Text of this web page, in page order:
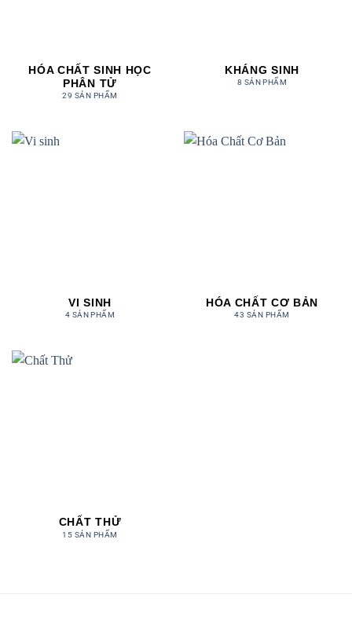
HÓA CHẤT SINH HỌC
PHÂN TỬ
29 SẢN PHẨM
KHÁNG SINH
8 SẢN PHẨM
VI SINH
4 SẢN PHẨM
HÓA CHẤT CƠ BẢN
43 SẢN PHẨM
CHẤT THỬ
15 SẢN PHẨM